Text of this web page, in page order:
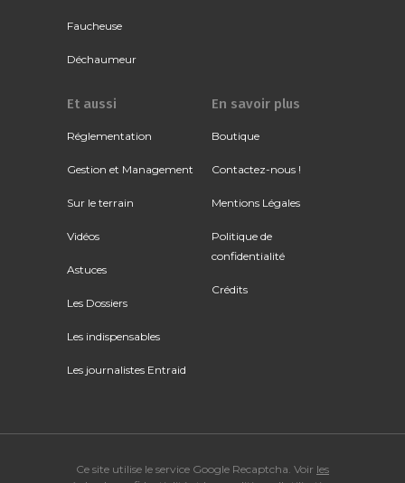
Faucheuse
Déchaumeur
Et aussi
Réglementation
Gestion et Management
Sur le terrain
Vidéos
Astuces
Les Dossiers
Les indispensables
Les journalistes Entraid
En savoir plus
Boutique
Contactez-nous !
Mentions Légales
Politique de
confidentialité
Crédits
Ce site utilise le service Google Recaptcha. Voir les